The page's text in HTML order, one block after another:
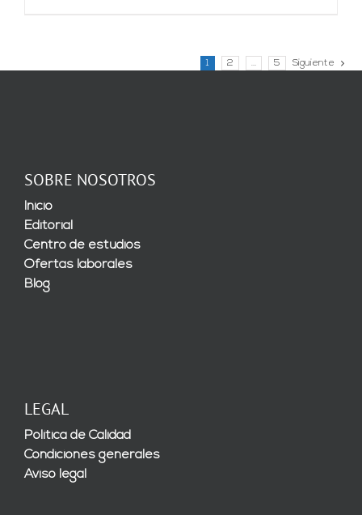
1 2 … 5 Siguiente
SOBRE NOSOTROS
Inicio
Editorial
Centro de estudios
Ofertas laborales
Blog
LEGAL
Política de Calidad
Condiciones generales
Aviso legal